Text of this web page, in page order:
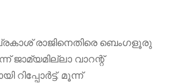
രാജിനെതിരെ ബെംഗളൂരു
ജാമ്യമില്ലാ വാറന്റ്
റിപ്പോർട്ട്. മൂന്ന്